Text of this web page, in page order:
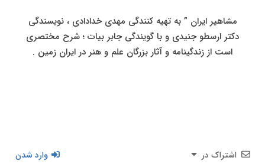
مشاهیر ایران ” به تهیه کنندگی مهدی خدادادی ، نویسندگی
دکتر ارسطو جنیدی و با گویندگی جابر بیات ؛ شرح مختصری
است از زندگینامه و آثار بزرگان علم و هنر در ایران زمین .
اشتراک در وارد شدن